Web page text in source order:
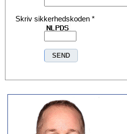
Skriv sikkerhedskoden *